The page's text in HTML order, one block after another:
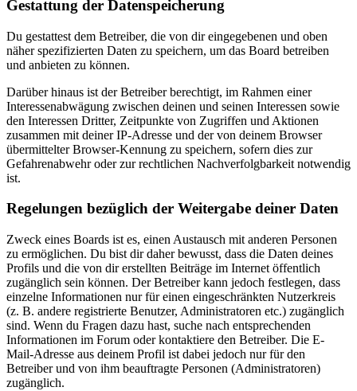
Gestattung der Datenspeicherung
Du gestattest dem Betreiber, die von dir eingegebenen und oben
näher spezifizierten Daten zu speichern, um das Board betreiben
und anbieten zu können.
Darüber hinaus ist der Betreiber berechtigt, im Rahmen einer
Interessenabwägung zwischen deinen und seinen Interessen sowie
den Interessen Dritter, Zeitpunkte von Zugriffen und Aktionen
zusammen mit deiner IP-Adresse und der von deinem Browser
übermittelter Browser-Kennung zu speichern, sofern dies zur
Gefahrenabwehr oder zur rechtlichen Nachverfolgbarkeit notwendig
ist.
Regelungen bezüglich der Weitergabe deiner Daten
Zweck eines Boards ist es, einen Austausch mit anderen Personen
zu ermöglichen. Du bist dir daher bewusst, dass die Daten deines
Profils und die von dir erstellten Beiträge im Internet öffentlich
zugänglich sein können. Der Betreiber kann jedoch festlegen, dass
einzelne Informationen nur für einen eingeschränkten Nutzerkreis
(z. B. andere registrierte Benutzer, Administratoren etc.) zugänglich
sind. Wenn du Fragen dazu hast, suche nach entsprechenden
Informationen im Forum oder kontaktiere den Betreiber. Die E-
Mail-Adresse aus deinem Profil ist dabei jedoch nur für den
Betreiber und von ihm beauftragte Personen (Administratoren)
zugänglich.